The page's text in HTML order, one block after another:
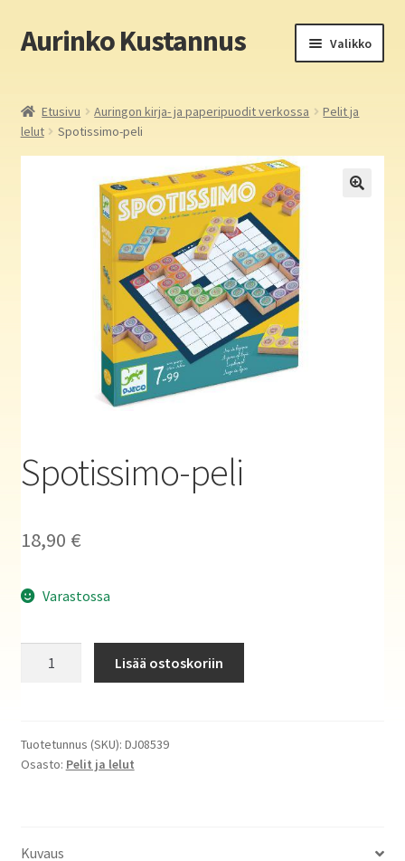
Siirry
navigointiin
Siirry
sisältöön
Aurinko Kustannus Valikko
Yritys
Aurinko Kustannus: kirjat
Auringon kirja- ja paperipuodit verkossa
Etusivu Auringon kirja- ja paperipuodit verkossa
Pelit ja
lelut
Spotissimo-peli
Spotissimo-peli
18,90 €
Varastossa
Lisää ostoskoriin
Tuotetunnus (SKU): DJ08539
Osasto: Pelit ja lelut
Kuvaus